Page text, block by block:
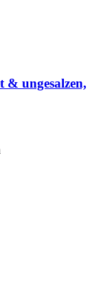
& ungesalzen,